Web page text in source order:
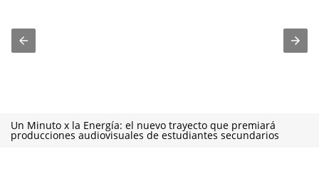
Un Minuto x la Energía: el nuevo trayecto que premiará
producciones audiovisuales de estudiantes secundarios